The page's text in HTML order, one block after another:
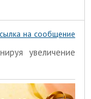
на сообщение
увеличение